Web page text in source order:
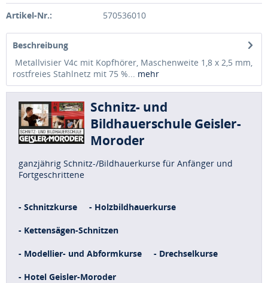
Artikel-Nr.: 570536010
Beschreibung
Metallvisier V4c mit Kopfhörer, Maschenweite 1,8 x 2,5 mm,
rostfreies Stahlnetz mit 75 %... mehr
Schnitz- und
Bildhauerschule Geisler-
Moroder
ganzjährig Schnitz-/Bildhauerkurse für Anfänger und
Fortgeschrittene
- Schnitzkurse - Holzbildhauerkurse
- Kettensägen-Schnitzen
- Modellier- und Abformkurse - Drechselkurse
- Hotel Geisler-Moroder